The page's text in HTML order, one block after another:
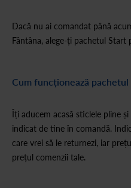
Dacă nu ai comandat până
Fântâna, alege-ți pachetul Start
Cum funcționează pachetul
Îți aducem acasă sticlele pline
indicat de tine în comandă.
care vrei să le returnezi, iar
prețul comenzii tale.